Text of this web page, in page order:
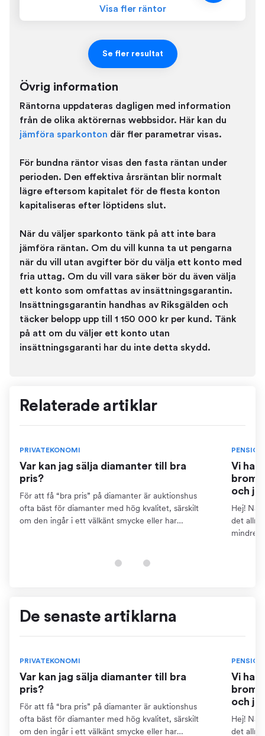
Visa fler räntor
Se fler resultat
Övrig information
Räntorna uppdateras dagligen med information
från de olika aktörernas webbsidor. Här kan du
jämföra sparkonton där fler parametrar visas.
För bundna räntor visas den fasta räntan under
perioden. Den effektiva årsräntan blir normalt
lägre eftersom kapitalet för de flesta konton
kapitaliseras efter löptidens slut.
När du väljer sparkonto tänk på att inte bara
jämföra räntan. Om du vill kunna ta ut pengarna
när du vill utan avgifter bör du välja ett konto med
fria uttag. Om du vill vara säker bör du även välja
ett konto som omfattas av insättningsgarantin.
Insättningsgarantin handhas av Riksgälden och
täcker belopp upp till 1 150 000 kr per kund. Tänk
på att om du väljer ett konto utan
insättningsgaranti har du inte detta skydd.
Relaterade artiklar
PRIVATEKONOMI
Var kan jag sälja diamanter till bra
pris?
För att få “bra pris” på diamanter är auktionshus
ofta bäst för diamanter med hög kvalitet, särskilt
om den ingår i ett välkänt smycke eller har
PENSION
Vi har
och
Hej! När
det
mindre
De senaste artiklarna
PRIVATEKONOMI
Var kan jag sälja diamanter till bra
pris?
För att få “bra pris” på diamanter är auktionshus
ofta bäst för diamanter med hög kvalitet, särskilt
om den ingår i ett välkänt smycke eller har
PENSION
Vi har
och
Hej! När
det